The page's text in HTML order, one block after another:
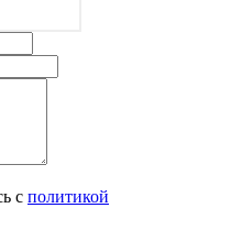
с политикой